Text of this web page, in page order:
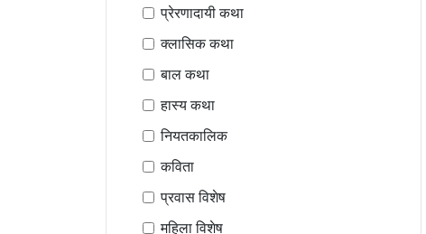
प्रेरणादायी कथा
क्लासिक कथा
बाल कथा
हास्य कथा
नियतकालिक
कविता
प्रवास विशेष
महिला विशेष